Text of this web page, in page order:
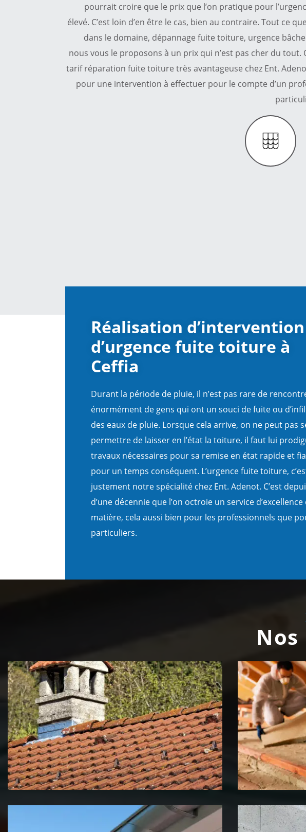
pourrait croire que le prix que l’on pratique pour
élevé. C’est loin d’en être le cas, bien au contraire. Tout ce
dans le domaine, dépannage fuite toiture, urgence
nous vous le proposons à un prix qui n’est pas cher du tout.
tarif réparation fuite toiture très avantageuse chez Ent.
pour une intervention à effectuer pour le compte d’un
Réalisation d’intervention
d’urgence fuite toiture à
Ceffia
Durant la période de pluie, il n’est pas rare de
énormément de gens qui ont un souci de fuite ou
des eaux de pluie. Lorsque cela arrive, on ne peut pas
permettre de laisser en l’état la toiture, il faut lui
travaux nécessaires pour sa remise en état rapide et
pour un temps conséquent. L’urgence fuite toiture,
justement notre spécialité chez Ent. Adenot. C’est
d’une décennie que l’on octroie un service d’excellence
matière, cela aussi bien pour les professionnels que
particuliers.
Couvreur zingueur 39 Jura Isolation